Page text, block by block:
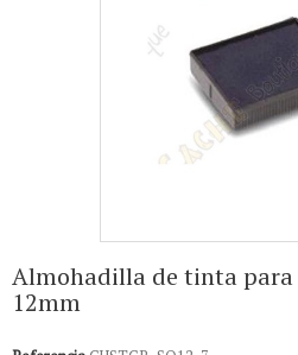
Almohadilla de tinta para
12mm